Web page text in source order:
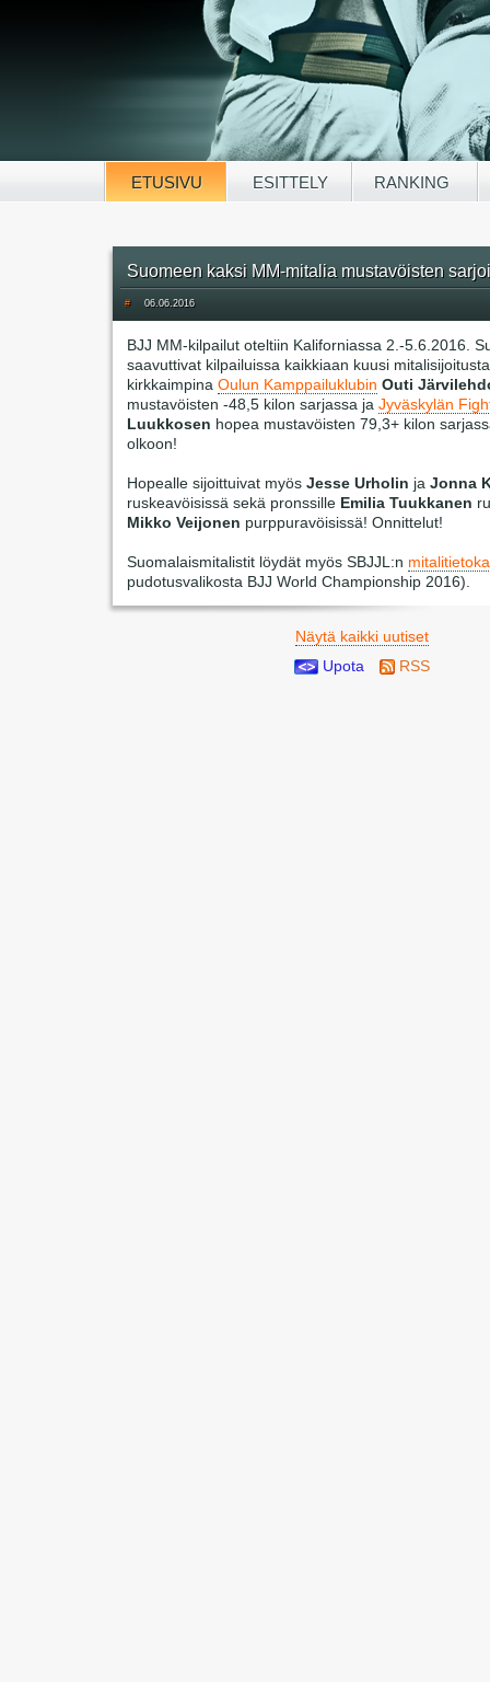
ETUSIVU ESITTELY RANKING
Suomeen kaksi MM-mitalia mustavöisten
# 06.06.2016
BJJ MM-kilpailut oteltiin Kaliforniassa 2.-5.6.2016.
saavuttivat kilpailuissa kaikkiaan kuusi
kirkkaimpina Oulun Kamppailuklubin Outi
mustavöisten -48,5 kilon sarjassa ja Jyväskylän
Luukkosen hopea mustavöisten 79,3+ kilon
olkoon!
Hopealle sijoittuivat myös Jesse Urholin ja Jonna
ruskeavöisissä sekä pronssille Emilia Tuukkanen
Mikko Veijonen purppuravöisissä! Onnittelut!
Suomalaismitalistit löydät myös SBJJL:n
pudotusvalikosta BJJ World Championship 2016).
Näytä kaikki uutiset
Upota
RSS